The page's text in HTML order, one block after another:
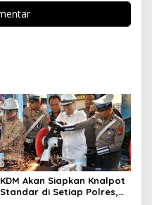
KDM Akan Siapkan Knalpot
Standar di Setiap Polres,